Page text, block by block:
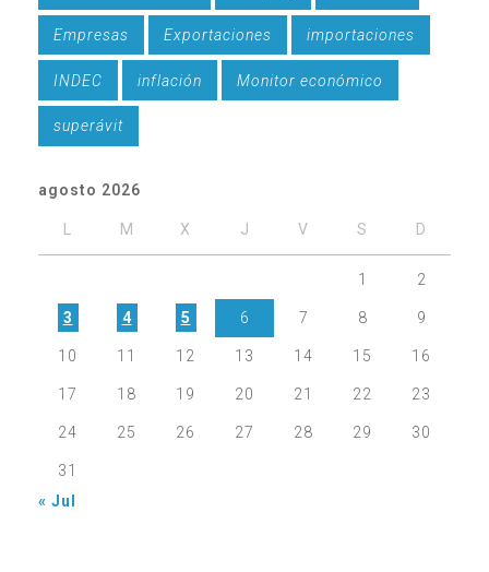
Empresas Exportaciones importaciones
INDEC inflación Monitor económico
superávit
agosto 2026
L M X J V S D
1 2
3 4 5 6 7 8 9
10 11 12 13 14 15 16
17 18 19 20 21 22 23
24 25 26 27 28 29 30
31
« Jul